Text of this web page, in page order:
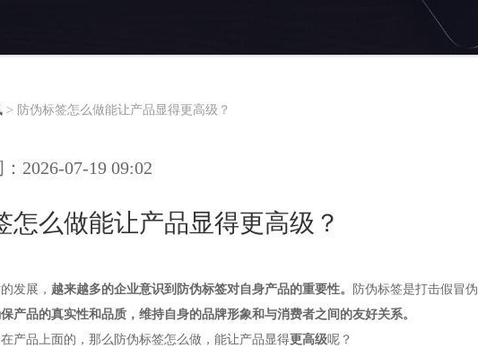
> 防伪标签怎么做能让产品显得更高级？
2026-07-19 09:02
怎么做能让产品显得更高级？
发展， 越来越多的企业意识到防伪标签对自身产品的重要性。
防伪标签是打击假冒
产品的真实性和品质，维持自身的品牌形象和与消费者之间的友好关系。
产品上面的，那么防伪标签怎么做，能让产品显得更高级呢？